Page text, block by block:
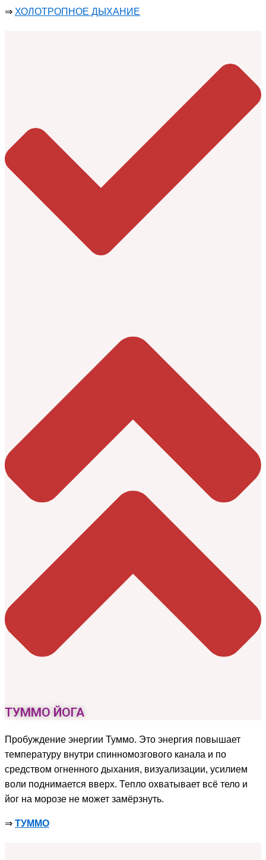
⇒ ХОЛОТРОПНОЕ ДЫХАНИЕ
ТУММО ЙОГА
Пробуждение энергии Туммо. Это энергия повышает
температуру внутри спинномозгового канала и по
средством огненного дыхания, визуализации, усилием
воли поднимается вверх. Тепло охватывает всё тело и
йог на морозе не может замёрзнуть.
⇒ ТУММО